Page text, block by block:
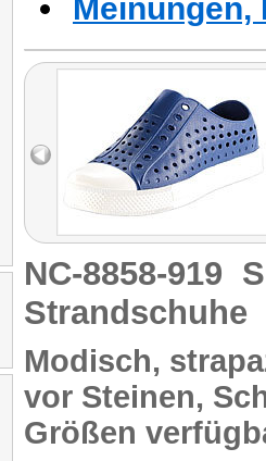
NC-8858-919
Strandschuhe
Modisch,
vor Steinen,
Größen